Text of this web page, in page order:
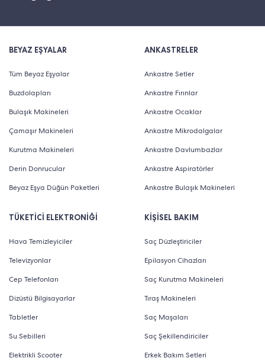
BEYAZ EŞYALAR
Tüm Beyaz Eşyalar
Buzdolapları
Bulaşık Makineleri
Çamaşır Makineleri
Kurutma Makineleri
Derin Donrucular
Beyaz Eşya Düğün Paketleri
TÜKETİCİ ELEKTRONİĞİ
Hava Temizleyiciler
Televizyonlar
Cep Telefonları
Dizüstü Bilgisayarlar
Tabletler
Su Sebilleri
Elektrikli Scooter
ANKASTRELER
Ankastre Setler
Ankastre Fırınlar
Ankastre Ocaklar
Ankastre Mikrodalgalar
Ankastre Davlumbazlar
Ankastre Aspiratörler
Ankastre Bulaşık Makineleri
KİŞİSEL BAKIM
Saç Düzleştiriciler
Epilasyon Cihazları
Saç Kurutma Makineleri
Tıraş Makineleri
Saç Maşaları
Saç Şekillendiriciler
Erkek Bakım Setleri